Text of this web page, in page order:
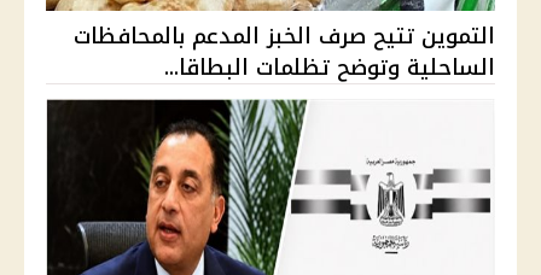
التموين تتيح صرف الخبز المدعم بالمحافظات
الساحلية وتوضح تظلمات البطاقا...